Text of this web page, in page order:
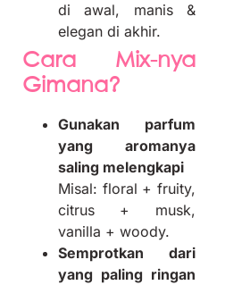
di awal, manis &
elegan di akhir.
Cara Mix-nya
Gimana?
Gunakan parfum
yang aromanya
saling melengkapi
Misal: floral + fruity,
citrus + musk,
vanilla + woody.
Semprotkan dari
yang paling ringan